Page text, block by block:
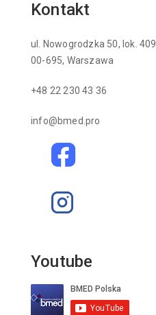
Kontakt
ul. Nowogrodzka 50, lok. 409
00-695, Warszawa
+48 22 230 43 36
info@bmed.pro
Youtube